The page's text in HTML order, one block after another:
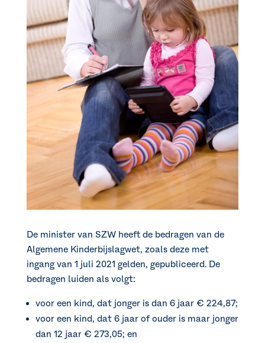
De minister van SZW heeft de bedragen van de
Algemene Kinderbijslagwet, zoals deze met
ingang van 1 juli 2021 gelden, gepubliceerd. De
bedragen luiden als volgt:
voor een kind, dat jonger is dan 6 jaar € 224,87;
voor een kind, dat 6 jaar of ouder is maar jonger
dan 12 jaar € 273,05; en